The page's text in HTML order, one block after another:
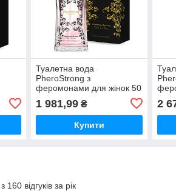
Туалетна вода
PheroStrong з
феромонами для жінок 50
мл кольорово-фруктовий
аромат для залучення
уваги
1 981,99₴
Купити
для
2
відгуків за рік